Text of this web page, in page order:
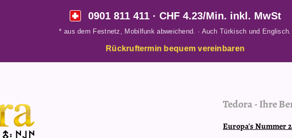
0901 811 411· CHF 4.23/Min. inkl. MwSt
* aus dem Festnetz, Mobilfunk abweichend. · Auch Türkisch und Englisch.
Rückruftermin bequem vereinbaren
Tedora-Ihre
Europa's Nummer